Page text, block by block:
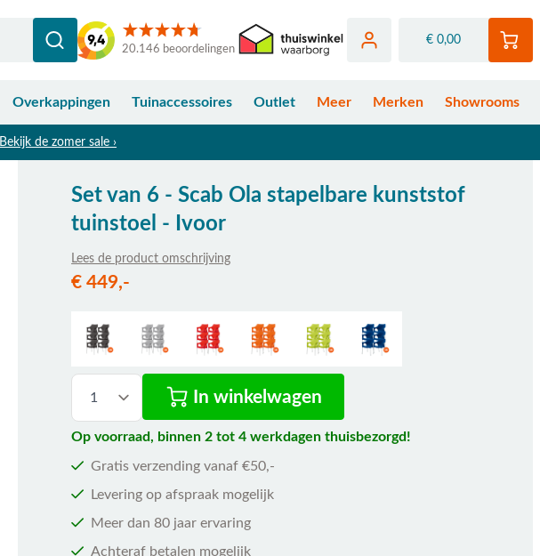
20.146 beoordelingen
€ 0,00
Overkappingen Tuinaccessoires Outlet Meer Merken Showrooms
Bekijk de zomer sale ›
Set van 6 - Scab Ola stapelbare kunststof
tuinstoel - Ivoor
Lees de product omschrijving
De prijs is afhankelijk van de gekozen opties
€ 449,-
In winkelwagen
Op voorraad, binnen 2 tot 4 werkdagen thuisbezorgd!
Gratis verzending vanaf €50,-
Levering op afspraak mogelijk
Meer dan 80 jaar ervaring
Achteraf betalen mogelijk